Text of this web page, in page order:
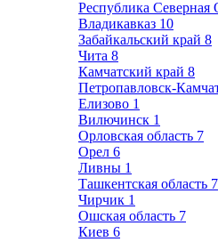
Республика
Владикавказ 10
Забайкальский край 8
Чита 8
Камчатский край 8
Петропавловск-
Елизово 1
Вилючинск 1
Орловская область 7
Орел 6
Ливны 1
Ташкентская область 7
Чирчик 1
Ошская область 7
Киев 6